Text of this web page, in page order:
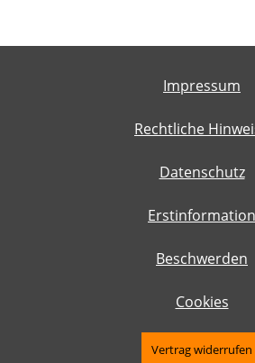
Impressum
Rechtliche
Datenschutz
Erstinformation
Beschwerden
Cookies
Vertrag widerrufen